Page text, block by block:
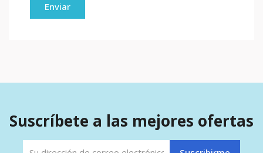
Suscríbete a las mejores ofertas